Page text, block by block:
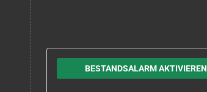
BESTANDSALARM AKTIVIEREN